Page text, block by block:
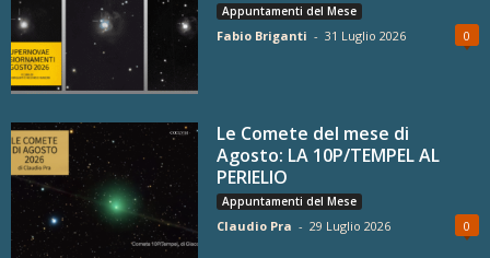
Appuntamenti del Mese
Fabio Briganti - 31 Luglio 2026 0
Le Comete del mese di
Agosto: LA 10P/TEMPEL AL
PERIELIO
Appuntamenti del Mese
Claudio Pra - 29 Luglio 2026 0